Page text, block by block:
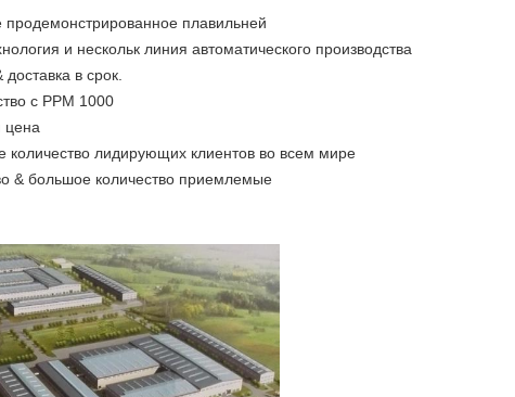
плавильней
и нескольк линия автоматического производства
в срок.
с PPM 1000
цена
количество лидирующих клиентов во всем мире
& большое количество приемлемые